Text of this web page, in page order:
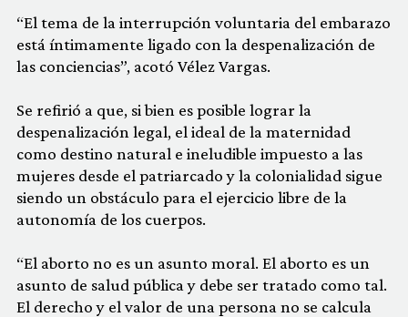
“El tema de la interrupción voluntaria del embarazo
está íntimamente ligado con la despenalización de
las conciencias”, acotó Vélez Vargas.
Se refirió a que, si bien es posible lograr la
despenalización legal, el ideal de la maternidad
como destino natural e ineludible impuesto a las
mujeres desde el patriarcado y la colonialidad sigue
siendo un obstáculo para el ejercicio libre de la
autonomía de los cuerpos.
“El aborto no es un asunto moral. El aborto es un
asunto de salud pública y debe ser tratado como tal.
El derecho y el valor de una persona no se calcula